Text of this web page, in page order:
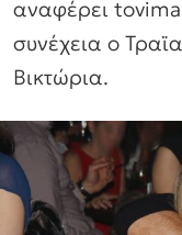
αναφέρει
συνέχεια ο
Βικτώρια.